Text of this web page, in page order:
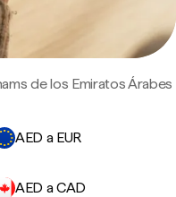
de los Emiratos Árabes
AED a EUR
AED a CAD